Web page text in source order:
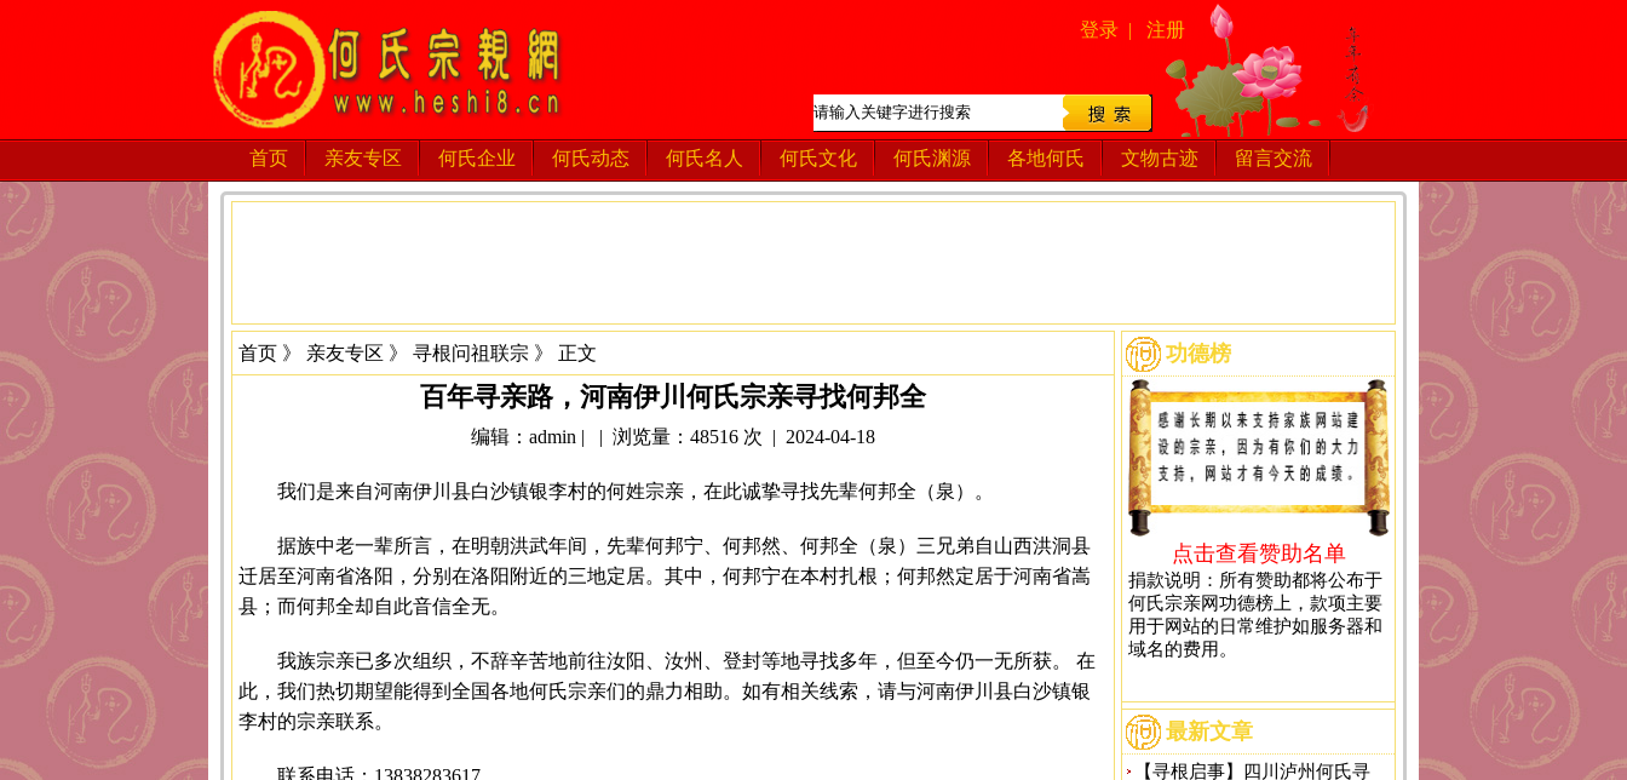
登录 | 注册
首页 亲友专区 何氏企业 何氏动态 何氏名人 何氏文化 何氏渊源 各地何氏 文物古迹 留言交流
首页 》 亲友专区 》 寻根问祖联宗 》 正文
百年寻亲路，河南伊川何氏宗亲寻找何邦全
编辑：admin | | 浏览量：48516 次 | 2024-04-18
我们是来自河南伊川县白沙镇银李村的何姓宗亲，在此诚挚寻找先辈何邦全（泉）。
据族中老一辈所言，在明朝洪武年间，先辈何邦宁、何邦然、何邦全（泉）三兄弟自山西洪洞县
迁居至河南省洛阳，分别在洛阳附近的三地定居。其中，何邦宁在本村扎根；何邦然定居于河南省嵩
县；而何邦全却自此音信全无。
我族宗亲已多次组织，不辞辛苦地前往汝阳、汝州、登封等地寻找多年，但至今仍一无所获。 在
此，我们热切期望能得到全国各地何氏宗亲们的鼎力相助。如有相关线索，请与河南伊川县白沙镇银
李村的宗亲联系。
联系电话：13838283617
功德榜
点击查看赞助名单
捐款说明：所有赞助都将公布于
何氏宗亲网功德榜上，款项主要
用于网站的日常维护如服务器和
域名的费用。
最新文章
【寻根启事】四川泸州何氏寻